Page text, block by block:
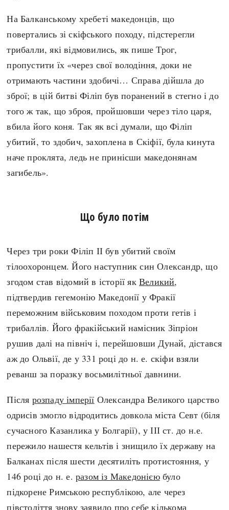
На Балканському хребеті македонців, що
повертались зі скіфського походу, підстерегли
трибалли, які відмовились, як пише Трог,
пропустити їх «через свої володіння, доки не
отримають частини здобичі… Справа дійшла до
зброї; в цій битві Філіп був поранений в стегно і до
того ж так, що зброя, пройшовши через тіло царя,
вбила його коня. Так як всі думали, що Філіп
убитий, то здобич, захоплена в Скіфії, була кинута
наче проклята, ледь не принісши македонянам
загибель».
Що було потім
Через три роки Філіп ІІ був убитий своїм
тілоохоронцем. Його наступник син Олександр, що
згодом став відомий в історії якВеликий,
підтвердив гегемонію Македонії у Фракії
переможним військовим походом проти гетів і
трибаллів. Його фракійський намісник Зіпріон
рушив далі на північ і, перейшовши Дунай, дістався
аж до Ольвії, де у 331 році до н. е. скіфи взяли
реванш за поразку восьмилітньої давнини.
Після розпаду імперії Олександра Великого царство
одрисів змогло відродитись довкола міста Севт (біля
сучасного Казанлика у Болгарії), у ІІІ ст. до н.е.
пережило нашестя кельтів і знищило їх державу на
Балканах після шести десятиліть протистояння, у
146 році до н. е.разом із Македонієюбуло
підкорене Римською республікою, але через
півстоліття знову заявило про себе кількома